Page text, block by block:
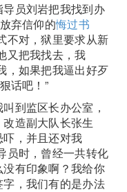
员刘岩把我找到办
弃信仰的悔过书
不对，狱里要求从新
又把我找去，我
，如果把我逼出好歹
话吧！”
到监区长办公室，
造副大队长张生
，并且还对我
员时，曾经一共转化
有印象啊？我给你
，我们有的是办法